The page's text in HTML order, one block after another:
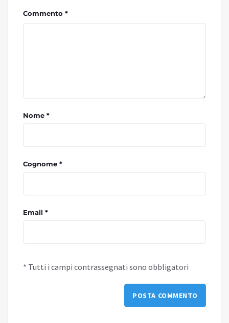
Commento *
Nome *
Cognome *
Email *
* Tutti i campi contrassegnati sono obbligatori